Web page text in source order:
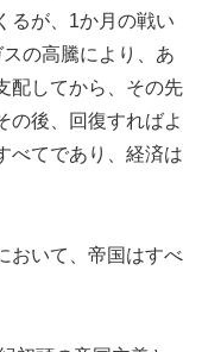
るが、1か月の戦い
の高騰により、あ
配してから、その先
の後、回復すればよ
べてであり、経済は
おいて、帝国はすべ